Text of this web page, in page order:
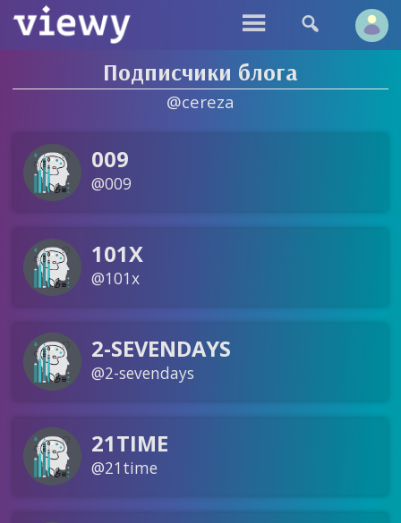
 
Подписчики блога
@cereza
009
@009
101X
@101x
2-SEVENDAYS
@2-sevendays
21TIME
@21time